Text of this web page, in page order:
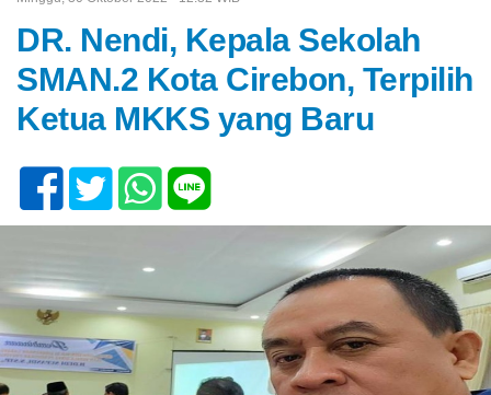
DR. Nendi, Kepala Sekolah
SMAN.2 Kota Cirebon, Terpilih
Ketua MKKS yang Baru